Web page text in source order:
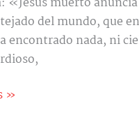
del mundo, que
encontrado nada, ni
»